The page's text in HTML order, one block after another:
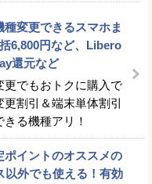
変更できるスマホま
6,800円など、Libero
還元など
でもおトクに購入で
割引＆端末単体割引
る機種アリ！
ポイントのオススメの
以外でも使える！有効